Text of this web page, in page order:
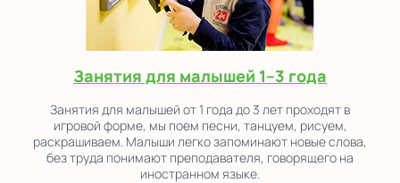
Занятия для малышей 1–3 года
Занятия для малышей от 1 года до 3 лет проходят в
игровой форме, мы поем песни, танцуем, рисуем,
раскрашиваем. Малыши легко запоминают новые слова,
без труда понимают преподавателя, говорящего на
иностранном языке.